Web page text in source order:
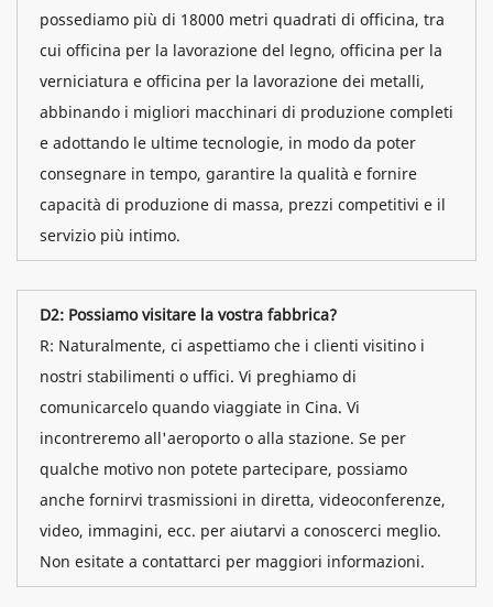
possediamo più di 18000 metri quadrati di officina, tra
cui officina per la lavorazione del legno, officina per la
verniciatura e officina per la lavorazione dei metalli,
abbinando i migliori macchinari di produzione completi
e adottando le ultime tecnologie, in modo da poter
consegnare in tempo, garantire la qualità e fornire
capacità di produzione di massa, prezzi competitivi e il
servizio più intimo.
D2: Possiamo visitare la vostra fabbrica?
R: Naturalmente, ci aspettiamo che i clienti visitino i
nostri stabilimenti o uffici. Vi preghiamo di
comunicarcelo quando viaggiate in Cina. Vi
incontreremo all'aeroporto o alla stazione. Se per
qualche motivo non potete partecipare, possiamo
anche fornirvi trasmissioni in diretta, videoconferenze,
video, immagini, ecc. per aiutarvi a conoscerci meglio.
Non esitate a contattarci per maggiori informazioni.